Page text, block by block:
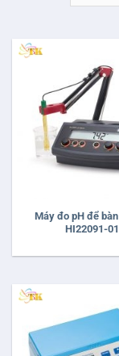
Máy đo pH để
HI22091-01